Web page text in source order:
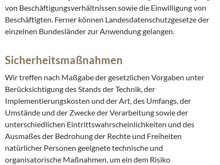
von Beschäftigungsverhältnissen sowie die Einwilligung von
Beschäftigten. Ferner können Landesdatenschutzgesetze der
einzelnen Bundesländer zur Anwendung gelangen.
Sicherheitsmaßnahmen
Wir treffen nach Maßgabe der gesetzlichen Vorgaben unter
Berücksichtigung des Stands der Technik, der
Implementierungskosten und der Art, des Umfangs, der
Umstände und der Zwecke der Verarbeitung sowie der
unterschiedlichen Eintrittswahrscheinlichkeiten und des
Ausmaßes der Bedrohung der Rechte und Freiheiten
natürlicher Personen geeignete technische und
organisatorische Maßnahmen, um ein dem Risiko